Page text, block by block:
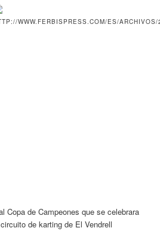
Copa de Campeones que se celebrara
de karting de El Vendrell